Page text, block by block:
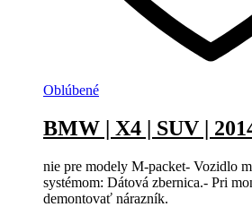
Oblúbené
BMW | X4 | SUV |
nie pre modely M-packet- Vozidlo
systémom: Dátová zbernica.- Pri
demontovať nárazník.